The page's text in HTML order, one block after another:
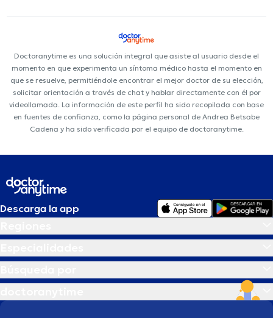
Doctoranytime es una solución integral que asiste al usuario desde el
momento en que experimenta un síntoma médico hasta el momento en
que se resuelve, permitiéndole encontrar el mejor doctor de su elección,
solicitar orientación a través de chat y hablar directamente con él por
videollamada. La información de este perfil ha sido recopilada con base
en fuentes de confianza, como la página personal de Andrea Betsabe
Cadena y ha sido verificada por el equipo de doctoranytime.
Descarga la app